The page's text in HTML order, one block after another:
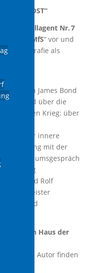
Nr. 7 OST“
Doppelnullagent Nr. 7
des MfS“ vor und
Biografie als
DDR.
der an James Bond
Hand über die
im Kalten Krieg: über
und
auch über innere
Umgang mit der
Im Podiumsgespräch
Liebing
Autor) und Rolf
Bürgermeister
und
Haus der
und zum Autor finden